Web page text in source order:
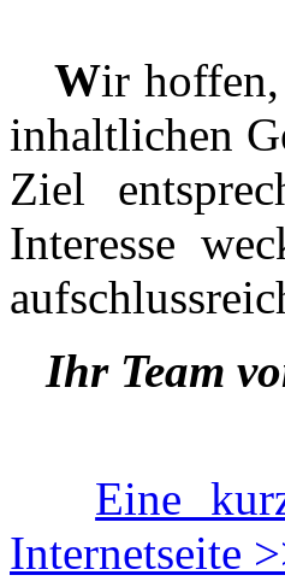
Wir
inhaltlichen
Ziel
Interesse
Ihr Team
Eine
Internetseite